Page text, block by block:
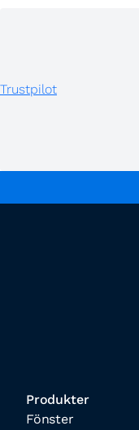
Trustpilot
Produkter
Fönster